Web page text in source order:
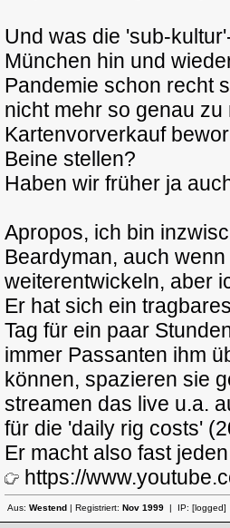
Und was die 'sub-
München hin und
Pandemie schon recht
nicht mehr so genau
Kartenvorverkauf
Beine stellen?
Haben wir früher ja
Apropos, ich bin
Beardyman, auch
weiterentwickeln, aber
Er hat sich ein
Tag für ein paar
immer Passanten ihm
können, spazieren sie
streamen das live u.a.
für die 'daily rig costs'
Er macht also fast
https://
Aus: Westend| Registriert: Nov 1999| IP: [logged]